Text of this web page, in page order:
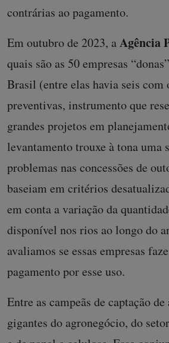
contrárias ao pagamento.
Em outubro de 2023, aAgência
quais são as 50 empresas
Brasil (entre elas havia seis com
preventivas, instrumento que
grandes projetos em
levantamento trouxe à tona uma
problemas nas concessões de
baseiam em critérios
em conta a variação da
disponível nos rios ao longo do
avaliamos se essas empresas
pagamento por esse uso.
Entre as campeãs de captação de
gigantes do agronegócio, do